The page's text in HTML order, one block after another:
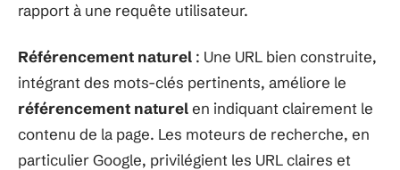
rapport à une requête utilisateur.
Référencement naturel : Une URL bien construite,
intégrant des mots-clés pertinents, améliore le
référencement naturelen indiquant clairement le
contenu de la page. Les moteurs de recherche, en
particulier Google, privilégient les URL claires et